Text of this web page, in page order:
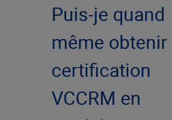
Puis-je quand
même obtenir
certification
VCCRM en